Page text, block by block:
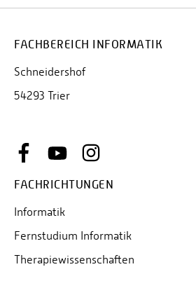
FACHBEREICH INFORMATIK
Schneidershof
54293 Trier
FACHRICHTUNGEN
Informatik
Fernstudium Informatik
Therapiewissenschaften